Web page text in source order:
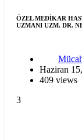
ÖZEL MEDİKAR
UZMANI UZM. DR.
Haziran
409 views
3